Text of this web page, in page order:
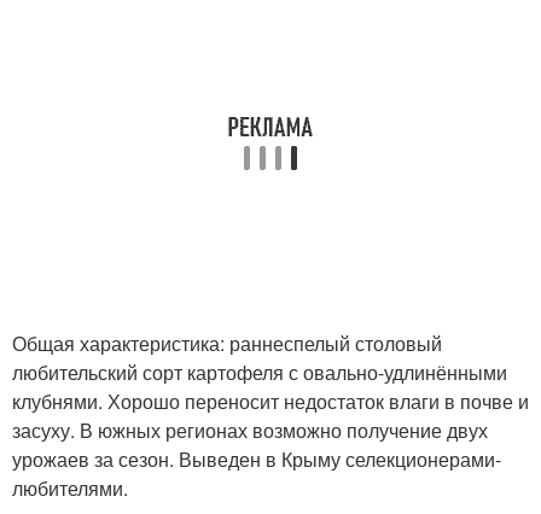
Общая характеристика: раннеспелый столовый
любительский сорт картофеля с овально-удлинёнными
клубнями. Хорошо переносит недостаток влаги в почве и
засуху. В южных регионах возможно получение двух
урожаев за сезон. Выведен в Крыму селекционерами-
любителями.